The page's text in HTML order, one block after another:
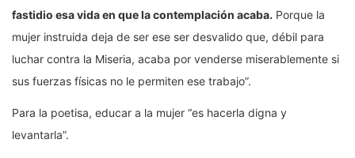
fastidio esa vida en que la contemplación acaba. Porque la
mujer instruida deja de ser ese ser desvalido que, débil para
luchar contra la Miseria, acaba por venderse miserablemente si
sus fuerzas físicas no le permiten ese trabajo”.
Para la poetisa, educar a la mujer “es hacerla digna y
levantarla”.